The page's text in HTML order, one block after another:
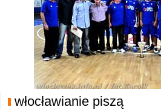
włocławianie piszą